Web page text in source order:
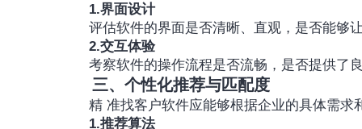
1.界面设计
评估软件的界面是否清晰、直观，是否能够
2.交互体验
考察软件的操作流程是否流畅，是否提供了
三、个性化推荐与匹配度
精 准找客户软件应能够根据企业的具体需
1.推荐算法